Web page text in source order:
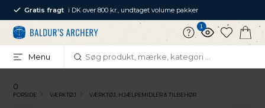
Gratis fragt i DK over 800 kr., undtaget volume pakker
1
Menu
0
FORSIDE VÆRKTØJ VÆRKTØJ, HJÆLPEMIDLER & TILBEHØR